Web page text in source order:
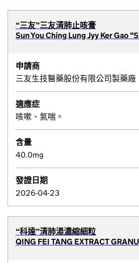
“三友”三友清肺止咳膏
Sun You Ching Lung Jyy Ker Gao
申請商
三友生技醫藥股份有限公司製藥廠
適應症
咳嗽、氣喘。
含量
40.0mg
發證日期
2026-04-23
“科達”清肺湯濃縮細粒
QING FEI TANG EXTRACT